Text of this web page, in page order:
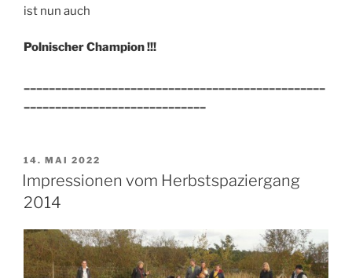
ist nun auch
Polnischer Champion !!!
VERÖFFENTLICHT
AM
14. MAI 2022
Impressionen vom Herbstspaziergang
2014